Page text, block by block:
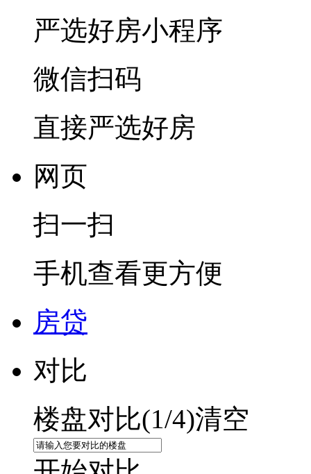
严选好房小程序
微信扫码
直接严选好房
网页
扫一扫
手机查看更方便
房贷
对比
楼盘对比(1/4)清空